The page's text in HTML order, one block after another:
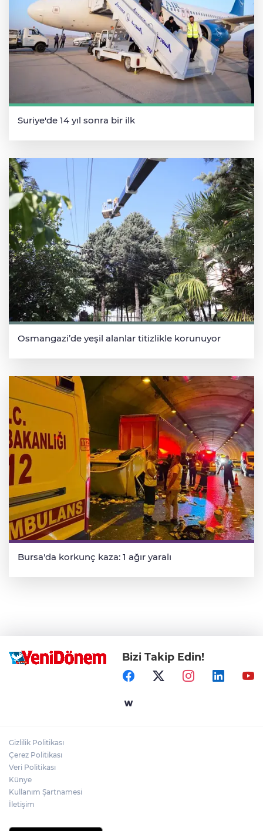
Suriye'de 14 yıl sonra bir ilk
Osmangazi’de yeşil alanlar titizlikle korunuyor
Bursa'da korkunç kaza: 1 ağır yaralı
Bizi Takip Edin!
Gizlilik Politikası
Çerez Politikası
Veri Politikası
Künye
Kullanım Şartnamesi
İletişim